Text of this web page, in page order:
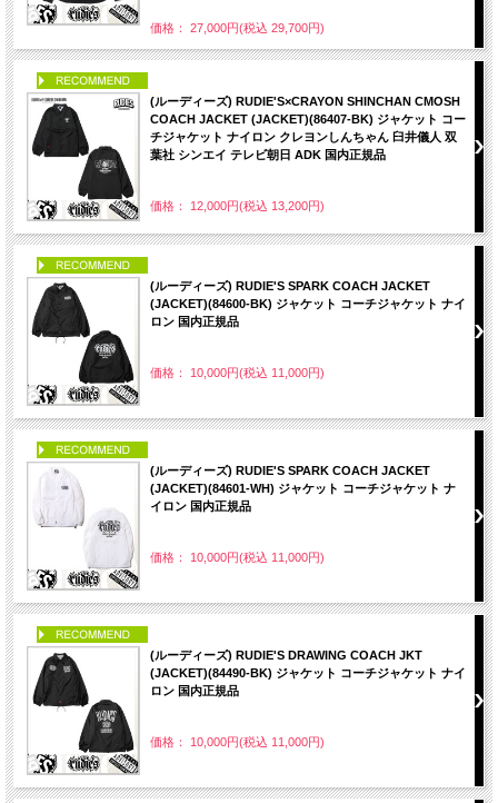
価格： 27,000円(税込 29,700円)
(ルーディーズ) RUDIE'S×CRAYON SHINCHAN CMOSH
COACH JACKET (JACKET)(86407-BK) ジャケット コー
チジャケット ナイロン クレヨンしんちゃん 臼井儀人 双
葉社 シンエイ テレビ朝日 ADK 国内正規品
価格： 12,000円(税込 13,200円)
(ルーディーズ) RUDIE'S SPARK COACH JACKET
(JACKET)(84600-BK) ジャケット コーチジャケット ナイ
ロン 国内正規品
価格： 10,000円(税込 11,000円)
(ルーディーズ) RUDIE'S SPARK COACH JACKET
(JACKET)(84601-WH) ジャケット コーチジャケット ナ
イロン 国内正規品
価格： 10,000円(税込 11,000円)
(ルーディーズ) RUDIE'S DRAWING COACH JKT
(JACKET)(84490-BK) ジャケット コーチジャケット ナイ
ロン 国内正規品
価格： 10,000円(税込 11,000円)